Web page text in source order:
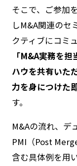
そこで、ご参加
しM&A関連のセ
クティブにコミ
「M&A実務を
ハウを共有いた
力を身につけた
す。
M&Aの流れ、デ
PMI（Post
含む具体例を用